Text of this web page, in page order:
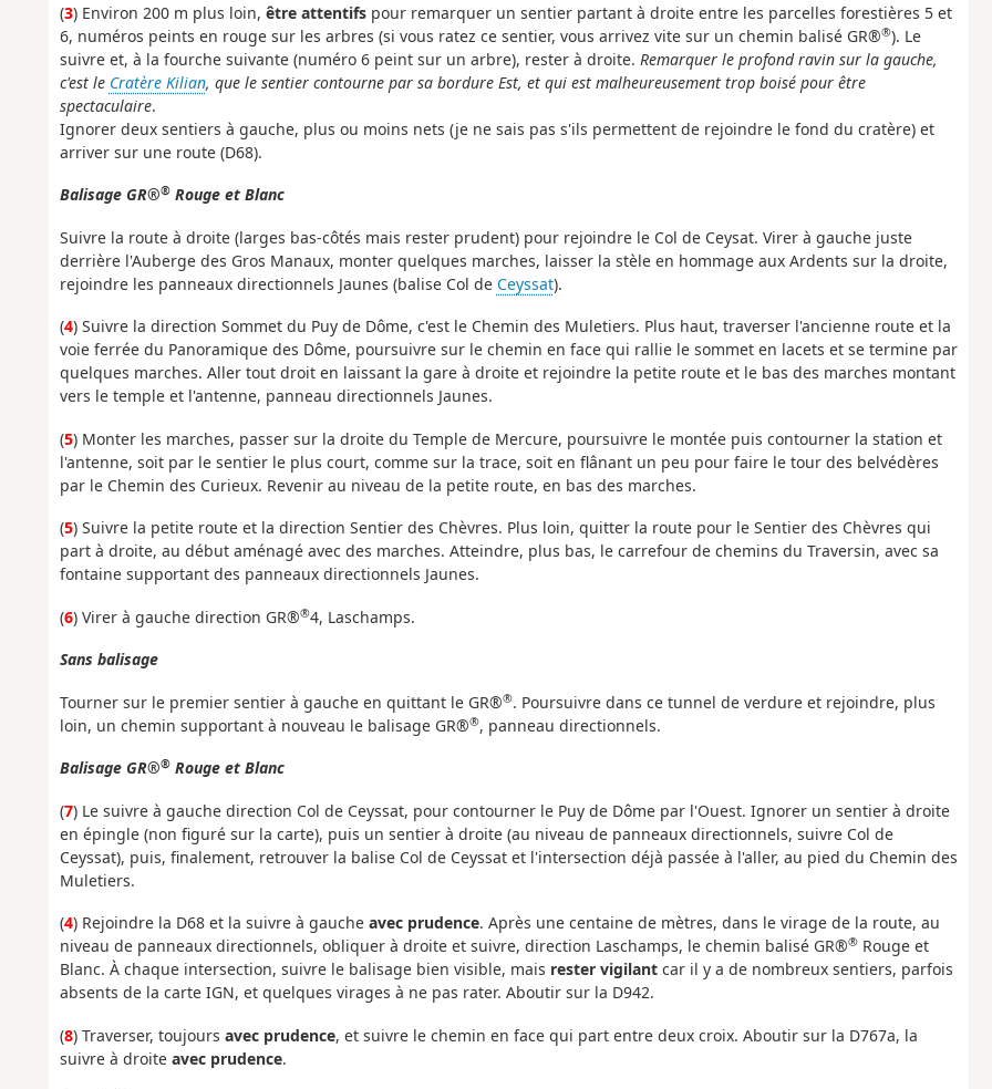
(3) Environ 200 m plus loin, être attentifspour remarquer un sentier partant à droite entre les parcelles forestières 5 et
6, numéros peints en rouge sur les arbres (si vous ratez ce sentier, vous arrivez vite sur un chemin balisé GR®®). Le
suivre et, à la fourche suivante (numéro 6 peint sur un arbre), rester à droite. Remarquer le profond ravin sur la gauche,
c'est le Cratère Kilian, que le sentier contourne par sa bordure Est, et qui est malheureusement trop boisé pour être
spectaculaire.
Ignorer deux sentiers à gauche, plus ou moins nets (je ne sais pas s'ils permettent de rejoindre le fond du cratère) et
arriver sur une route (D68).
Balisage GR®®Rouge et Blanc
Suivre la route à droite (larges bas-côtés mais rester prudent) pour rejoindre le Col de Ceysat. Virer à gauche juste
derrière l'Auberge des Gros Manaux, monter quelques marches, laisser la stèle en hommage aux Ardents sur la droite,
rejoindre les panneaux directionnels Jaunes (balise Col de Ceyssat).
(4) Suivre la direction Sommet du Puy de Dôme, c'est le Chemin des Muletiers. Plus haut, traverser l'ancienne route et la
voie ferrée du Panoramique des Dôme, poursuivre sur le chemin en face qui rallie le sommet en lacets et se termine par
quelques marches. Aller tout droit en laissant la gare à droite et rejoindre la petite route et le bas des marches montant
vers le temple et l'antenne, panneau directionnels Jaunes.
(5) Monter les marches, passer sur la droite du Temple de Mercure, poursuivre le montée puis contourner la station et
l'antenne, soit par le sentier le plus court, comme sur la trace, soit en flânant un peu pour faire le tour des belvédères
par le Chemin des Curieux. Revenir au niveau de la petite route, en bas des marches.
(5) Suivre la petite route et la direction Sentier des Chèvres. Plus loin, quitter la route pour le Sentier des Chèvres qui
part à droite, au début aménagé avec des marches. Atteindre, plus bas, le carrefour de chemins du Traversin, avec sa
fontaine supportant des panneaux directionnels Jaunes.
(6) Virer à gauche direction GR®®4, Laschamps.
Sans balisage
Tourner sur le premier sentier à gauche en quittant le GR®®. Poursuivre dans ce tunnel de verdure et rejoindre, plus
loin, un chemin supportant à nouveau le balisage GR®®, panneau directionnels.
Balisage GR®®Rouge et Blanc
(7) Le suivre à gauche direction Col de Ceyssat, pour contourner le Puy de Dôme par l'Ouest. Ignorer un sentier à droite
en épingle (non figuré sur la carte), puis un sentier à droite (au niveau de panneaux directionnels, suivre Col de
Ceyssat), puis, finalement, retrouver la balise Col de Ceyssat et l'intersection déjà passée à l'aller, au pied du Chemin des
Muletiers.
(4) Rejoindre la D68 et la suivre à gauche avec prudence. Après une centaine de mètres, dans le virage de la route, au
niveau de panneaux directionnels, obliquer à droite et suivre, direction Laschamps, le chemin balisé GR®®Rouge et
Blanc. À chaque intersection, suivre le balisage bien visible, mais rester vigilantcar il y a de nombreux sentiers, parfois
absents de la carte IGN, et quelques virages à ne pas rater. Aboutir sur la D942.
(8) Traverser, toujours avec prudence, et suivre le chemin en face qui part entre deux croix. Aboutir sur la D767a, la
suivre à droite avec prudence.